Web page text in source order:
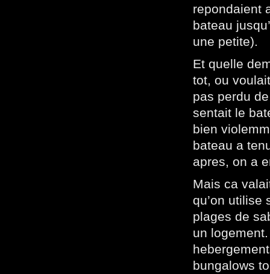
repondaient
bateau
une petite).
Et quelle
tot, ou
pas perdu
sentait le
bien
bateau a
apres, on a
Mais ca
qu’on utilise
plages de
un
bungalows